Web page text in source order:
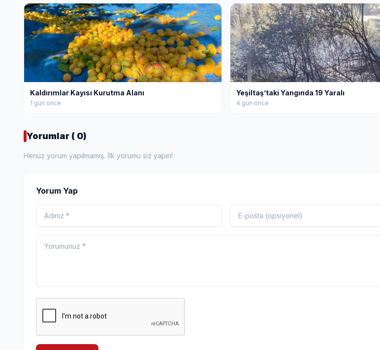
Kaldırımlar Kayısı Kurutma Alanı
1 gün önce
Yeşiltaş’taki Yangında 19 Yaralı
4 gün önce
Yorumlar ( 0)
Henüz yorum yapılmamış. İlk yorumu siz yapın!
Yorum Yap